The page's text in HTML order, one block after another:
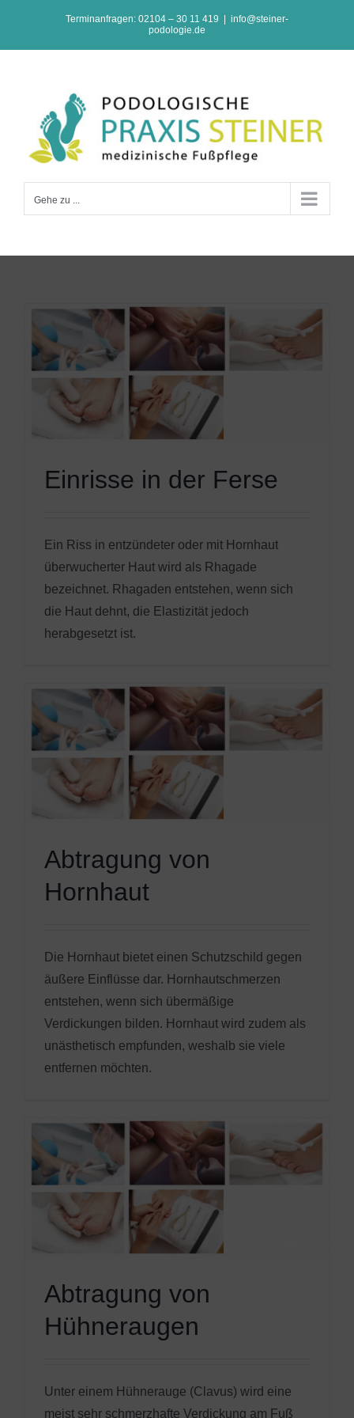
springen
Terminanfragen: 02104 – 30 11 419
info@steiner-
podologie.de
Gehe zu ...
Einrisse in der Ferse
Ein Riss in entzündeter oder mit Hornhaut
überwucherter Haut wird als Rhagade
bezeichnet. Rhagaden entstehen, wenn sich
die Haut dehnt, die Elastizität jedoch
herabgesetzt ist.
Abtragung von
Hornhaut
Die Hornhaut bietet einen Schutzschild gegen
äußere Einflüsse dar. Hornhautschmerzen
entstehen, wenn sich übermäßige
Verdickungen bilden. Hornhaut wird zudem als
unästhetisch empfunden, weshalb sie viele
entfernen möchten.
Abtragung von
Hühneraugen
Unter einem Hühnerauge (Clavus) wird eine
meist sehr schmerzhafte Verdickung am Fuß